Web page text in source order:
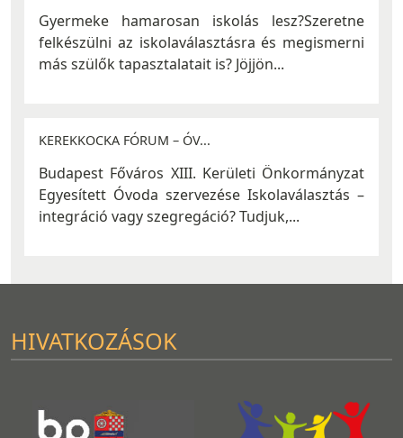
Gyermeke hamarosan iskolás lesz?Szeretne
felkészülni az iskolaválasztásra és megismerni
más szülők tapasztalatait is? Jöjjön...
KEREKKOCKA FÓRUM – ÓV...
Budapest Főváros XIII. Kerületi Önkormányzat
Egyesített Óvoda szervezése Iskolaválasztás –
integráció vagy szegregáció? ​Tudjuk,...
HIVATKOZÁSOK